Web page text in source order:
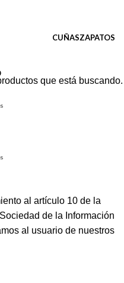
CUÑASZAPATOS
al artículo 10 de la
de la Información
al usuario de nuestros
que está buscando.